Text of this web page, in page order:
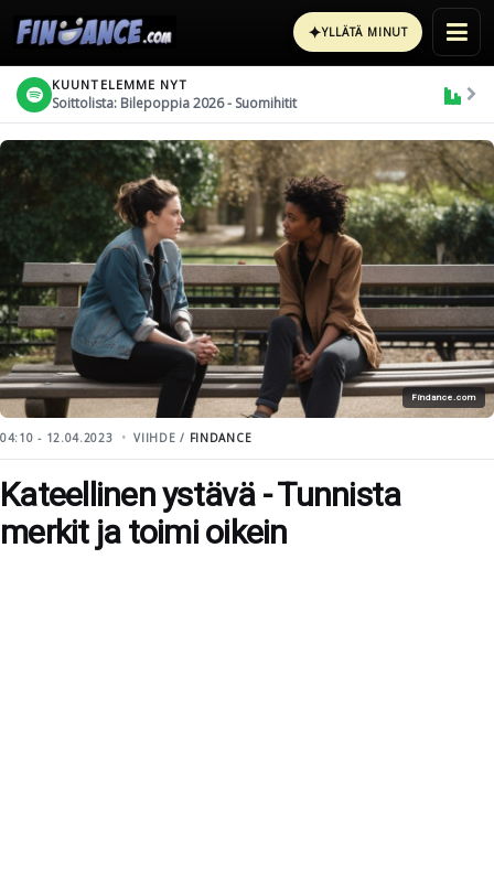
✦YLLÄTÄ MINUT
KUUNTELEMME NYT
Soittolista: Bilepoppia 2026 - Suomihitit
Findance.com
04:10 - 12.04.2023 VIIHDE / FINDANCE
Kateellinen ystävä - Tunnista
merkit ja toimi oikein